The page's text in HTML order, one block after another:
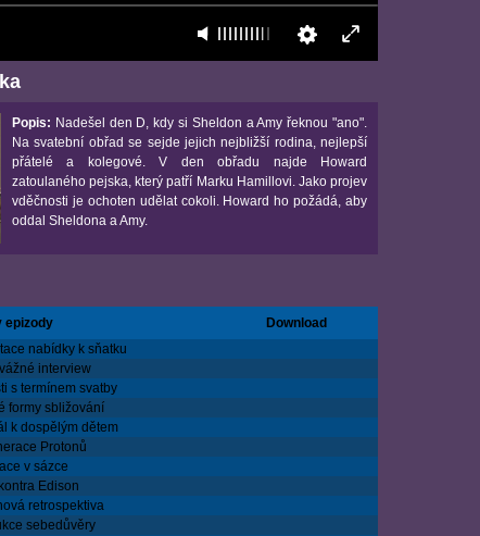
Popis: Nadešel den D, kdy si Sheldon a Amy řeknou "ano".
Na svatební obřad se sejde jejich nejbližší rodina, nejlepší
přátelé a kolegové. V den obřadu najde Howard
zatoulaného pejska, který patří Marku Hamillovi. Jako projev
vděčnosti je ochoten udělat cokoli. Howard ho požádá, aby
oddal Sheldona a Amy.
epizody
Download
nabídky k sňatku
interview
s termínem svatby
formy sbližování
k dospělým dětem
Protonů
v sázce
Edison
retrospektiva
sebedůvěry